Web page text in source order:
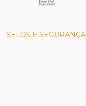
SELOS E SEGURANÇA